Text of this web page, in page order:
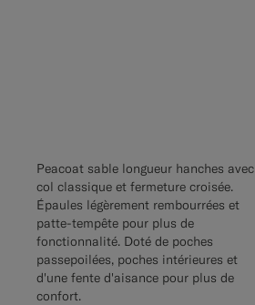
Peacoat sable longueur hanches avec
col classique et fermeture croisée.
Épaules légèrement rembourrées et
patte-tempête pour plus de
fonctionnalité. Doté de poches
passepoilées, poches intérieures et
d'une fente d'aisance pour plus de
confort.